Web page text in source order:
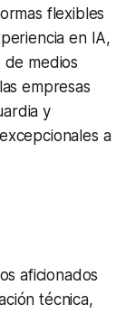
flexibles
en IA,
de medios
empresas
y
a
aficionados
técnica,